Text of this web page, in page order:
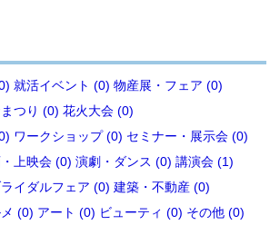
就活イベント (0) 物産展・フェア (0)
つり (0) 花火大会 (0)
ワークショップ (0) セミナー・展示会 (0)
上映会 (0) 演劇・ダンス (0) 講演会 (1)
イダルフェア (0) 建築・不動産 (0)
(0) アート (0) ビューティ (0) その他 (0)